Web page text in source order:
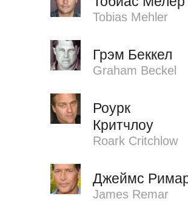
Tobias Mehler
Грэм Беккел
Graham Beckel
Роурк
Критчлоу
Roark Critchlow
Джеймс
James Remar